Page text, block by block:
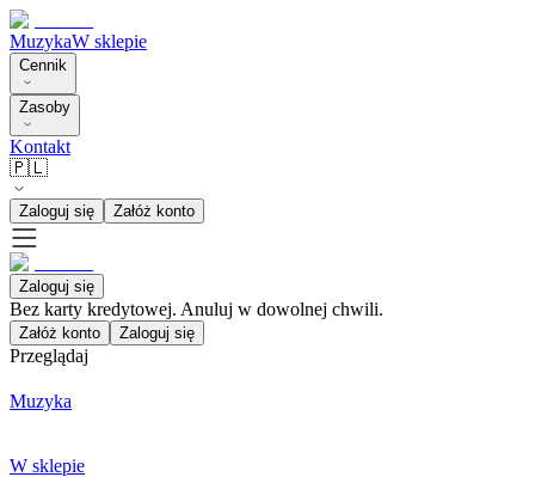
MuzykaW sklepie
Cennik
Zasoby
Kontakt
🇵🇱
Zaloguj się Załóż konto
Zaloguj się
Bez karty kredytowej. Anuluj w dowolnej chwili.
Załóż konto Zaloguj się
Przeglądaj
Muzyka
W sklepie